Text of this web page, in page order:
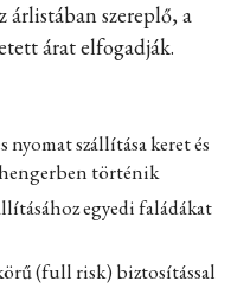
szereplő, a
árat elfogadják.
szállítása keret és
történik
egyedi faládákat
(full risk) biztosítással